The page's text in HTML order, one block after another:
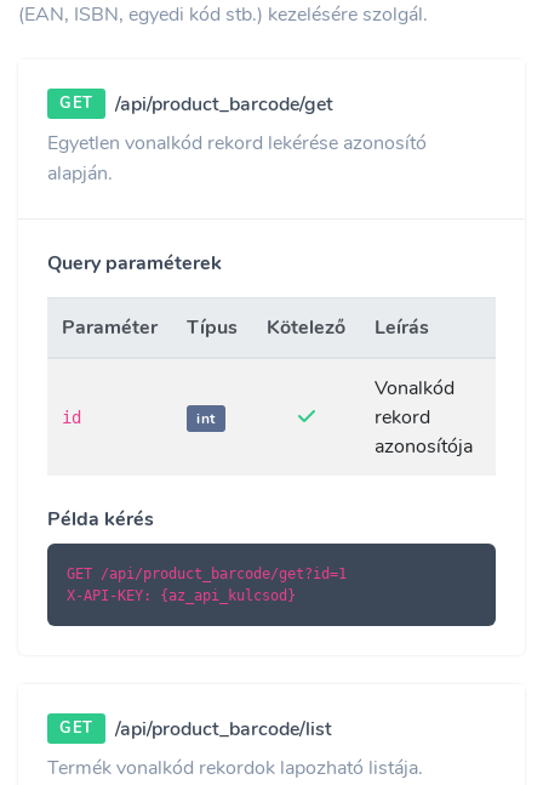
(EAN, ISBN, egyedi kód stb.) kezelésére szolgál.
GET
/api/product_barcode/get
Egyetlen vonalkód rekord lekérése azonosító
alapján.
Query paraméterek
Paraméter Típus Kötelező Leírás
id int
Vonalkód
rekord
azonosítója
Példa kérés
GET /api/product_barcode/get?id=1
X-API-KEY: {az_api_kulcsod}
GET
/api/product_barcode/list
Termék vonalkód rekordok lapozható listája.